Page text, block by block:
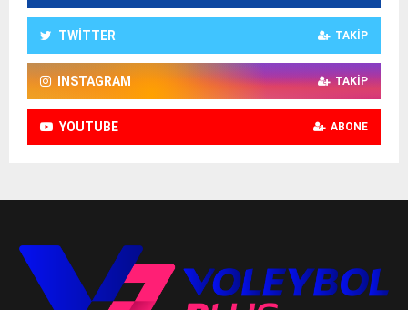
TWITTER TAKIP
INSTAGRAM TAKIP
YOUTUBE ABONE